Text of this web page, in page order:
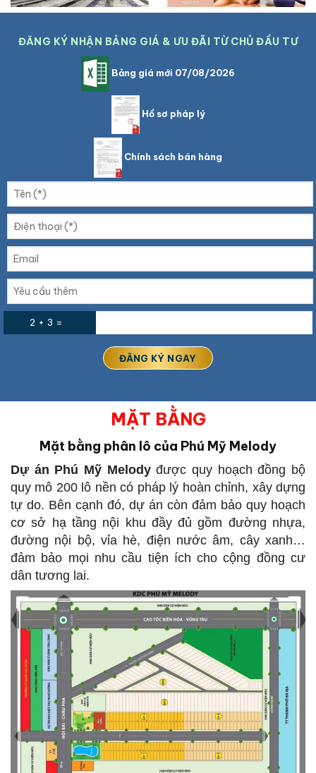
ĐĂNG KÝ NHẬN BẢNG GIÁ & ƯU ĐÃI TỪ CHỦ ĐẦU TƯ
Bảng giá mới 07/08/2026
Hồ sơ pháp lý
Chính sách bán hàng
2 + 3 =
MẶT BẰNG
Mặt bằng phân lô của Phú Mỹ Melody
Dự án Phú Mỹ Melodyđược quy hoạch đồng bộ
quy mô 200 lô nền có pháp lý hoàn chỉnh, xây dựng
tự do. Bên cạnh đó, dự án còn đảm bảo quy hoạch
cơ sở hạ tầng nội khu đầy đủ gồm đường nhựa,
đường nội bộ, vỉa hè, điện nước âm, cây xanh…
đảm bảo mọi nhu cầu tiện ích cho cộng đồng cư
dân tương lai.